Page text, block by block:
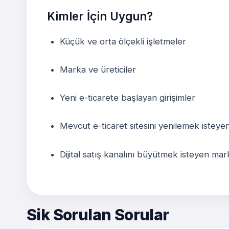
Kimler İçin Uygun?
Küçük ve orta ölçekli işletmeler
Marka ve üreticiler
Yeni e-ticarete başlayan girişimler
Mevcut e-ticaret sitesini yenilemek
Dijital satış kanalını büyütmek isteyen
Sik Sorulan Sorular